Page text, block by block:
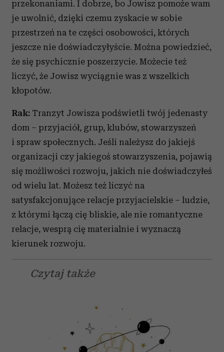
i reklam, aby oferować funkcje społecznościowe i
analizować ruch w naszej witrynie. Informacje o tym, jak
korzystasz z naszej witryny, udostępniamy partnerom
społecznościowym, reklamowym i analitycznym.
Partnerzy mogą połączyć te informacje z innymi danymi
otrzymanymi od Ciebie lub uzyskanymi podczas
korzystania z ich usług.
przekonaniami. I dobrze, bo Jowisz pomoże wam
je uwolnić, dzięki czemu zyskacie w sobie
przestrzeń na te części osobowości, których
jeszcze nie doświadczyłyście. Można powiedzieć,
że się psychicznie poszerzycie. Możecie też
liczyć, że Jowisz wyciągnie was z wszelkich
kłopotów.
Rak: Tranzyt Jowisza podświetli twój jedenasty
dom – przyjaciół, grup, klubów, stowarzyszeń
i spraw społecznych. Jeśli należysz do jakiejś
organizacji czy jakiegoś stowarzyszenia, pojawią
się możliwości rozwoju, jakich nie doświadczyłeś
od wielu lat. Możesz też liczyć na
satysfakcjonujące relacje przyjacielskie – ludzie,
z którymi łączą cię bliskie, ale nie romantyczne
relacje, wesprą cię materialnie i wyznaczą
kierunek rozwoju.
Czytaj także